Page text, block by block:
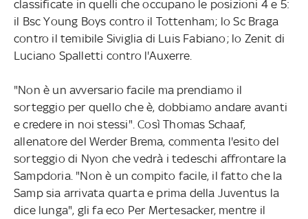
classificate in quelli che occupano le posizioni 4 e 5:
il Bsc Young Boys contro il Tottenham; lo Sc Braga
contro il temibile Siviglia di Luis Fabiano; lo Zenit di
Luciano Spalletti contro l'Auxerre.
"Non è un avversario facile ma prendiamo il
sorteggio per quello che è, dobbiamo andare avanti
e credere in noi stessi". Così Thomas Schaaf,
allenatore del Werder Brema, commenta l'esito del
sorteggio di Nyon che vedrà i tedeschi affrontare la
Sampdoria. "Non è un compito facile, il fatto che la
Samp sia arrivata quarta e prima della Juventus la
dice lunga", gli fa eco Per Mertesacker, mentre il